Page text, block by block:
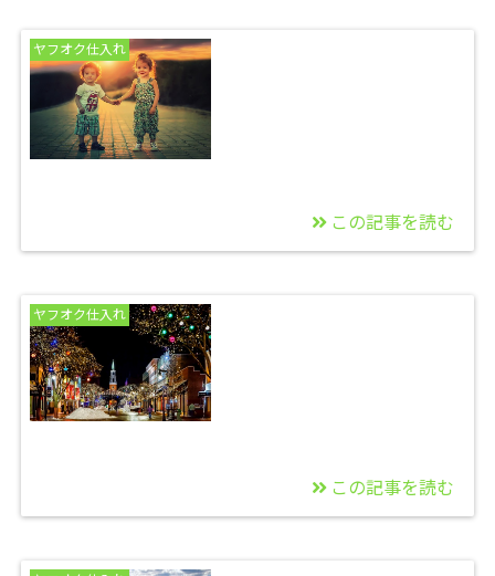
ヤフオク仕入れ
しいでぇ〜。
この記事を読む
ヤフオク仕入れ
この記事を読む